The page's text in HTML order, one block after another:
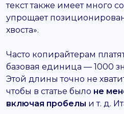
текст также имеет много
упрощает
хвоста».
Часто копирайтерам
базовая единица — 1000
Этой длины точно не
чтобы в статье было не
включая пробелы и т. д.